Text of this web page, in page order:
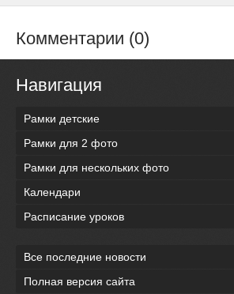
Комментарии (0)
Навигация
Рамки детские
Рамки для 2 фото
Рамки для нескольких фото
Календари
Расписание уроков
Все последние новости
Полная версия сайта